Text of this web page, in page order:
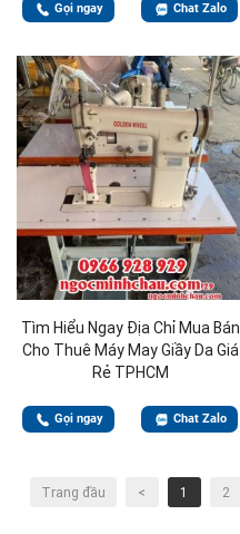
Gọi ngay Chat Zalo
Tìm Hiểu Ngay Địa Chỉ Mua Bán
Cho Thuê Máy May Giầy Da Giá
Rẻ TPHCM
Gọi ngay Chat Zalo
Trang đầu < 1 2